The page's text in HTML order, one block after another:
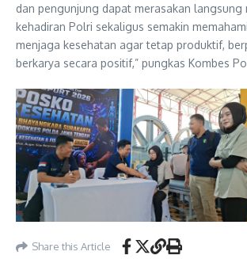
dan pengunjung dapat merasakan langsung
kehadiran Polri sekaligus semakin
menjaga kesehatan agar tetap produktif,
berkarya secara positif,” pungkas Kombes
Share this Article